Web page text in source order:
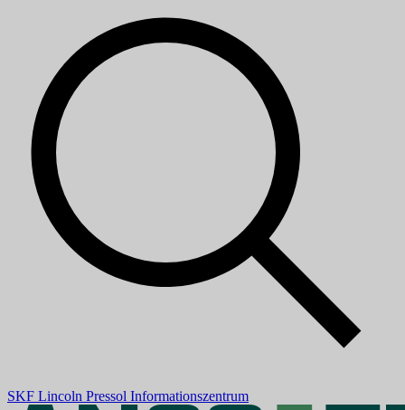
SKF Lincoln Pressol Informationszentrum